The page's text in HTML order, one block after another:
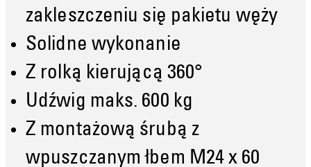
zakleszczeniu się pakietu węży
Solidne wykonanie
Z rolką kierującą 360°
Udźwig maks. 600 kg
Z montażową śrubą z
wpuszczanym łbem M24 x 60